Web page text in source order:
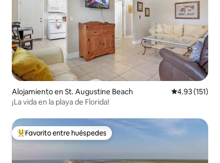
Alojamiento en St. Augustine Beach Calificación
4.93 (151)
¡La vida en la playa de Florida!
Favorito entre huéspedes preferido
Favorito entre huéspedes